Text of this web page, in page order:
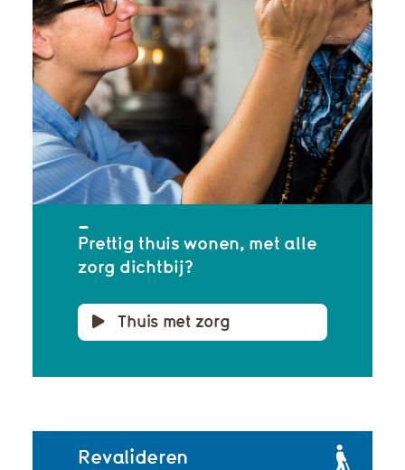
Prettig thuis wonen, met alle
zorg dichtbij?
Thuis met zorg
Revalideren